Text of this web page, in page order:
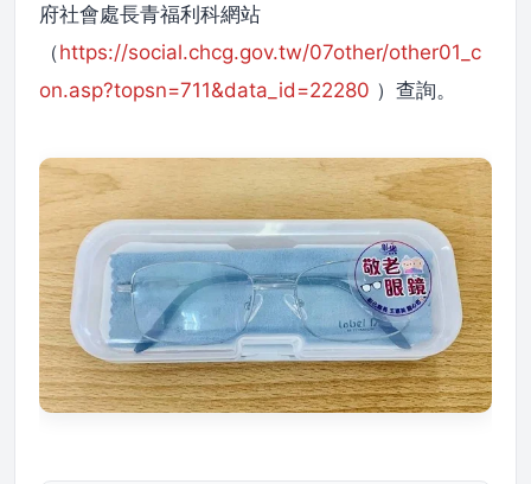
府社會處長青福利科網站
（https://social.chcg.gov.tw/07other/other01_c
on.asp?topsn=711&data_id=22280 ）查詢。